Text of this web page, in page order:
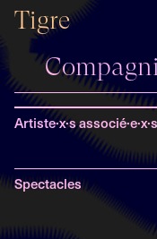
Tigre
Artiste·x·s associé·e·x·s
Spectacles